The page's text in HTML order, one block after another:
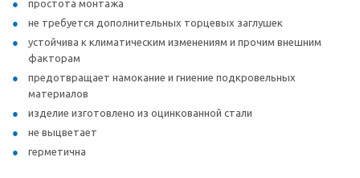
простота монтажа
не требуется дополнительных торцевых заглушек
устойчива к климатическим изменениям и прочим внешним
факторам
предотвращает намокание и гниение подкровельных
материалов
изделие изготовлено из оцинкованной стали
не выцветает
герметична